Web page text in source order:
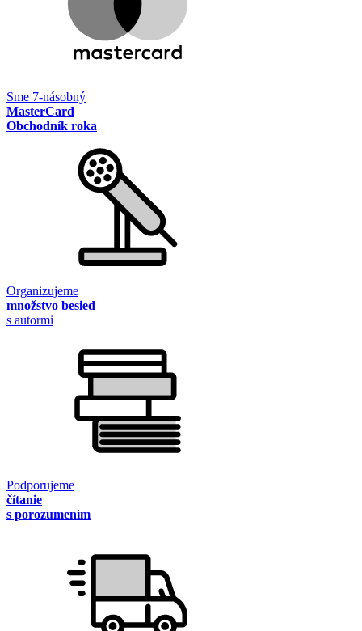
Sme 7-násobný
MasterCard
Obchodník roka
Organizujeme
množstvo besied
s autormi
Podporujeme
čítanie
s porozumením